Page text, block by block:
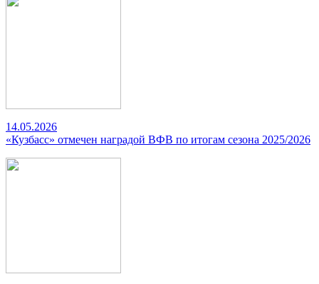
14.05.2026
«Кузбасс» отмечен наградой ВФВ по итогам сезона 2025/2026